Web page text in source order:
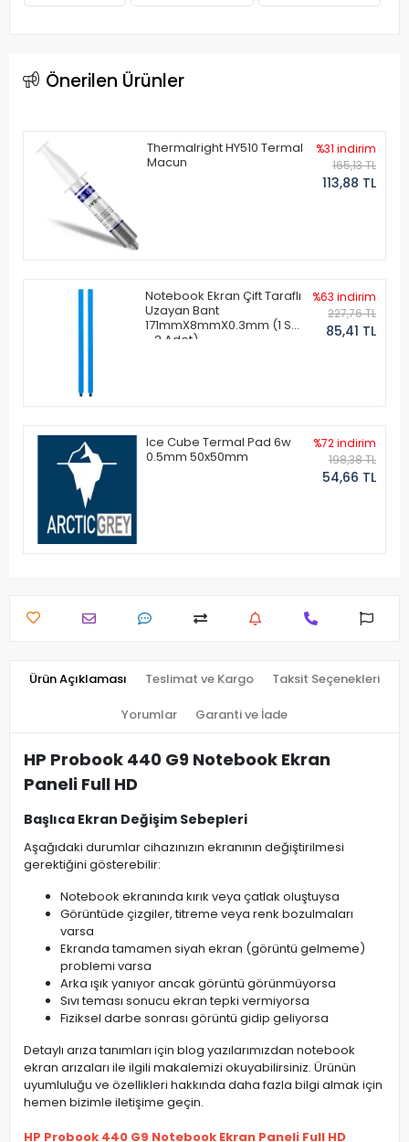
Önerilen Ürünler
Thermalright HY510 Termal
Macun
%31 indirim
165,13 TL
113,88 TL
Notebook Ekran Çift Taraflı
Uzayan Bant
171mmX8mmX0.3mm (1 Set
- 2 Adet)
%63 indirim
227,76 TL
85,41 TL
Ice Cube Termal Pad 6w
0.5mm 50x50mm
%72 indirim
198,38 TL
54,66 TL
Ürün Açıklaması Teslimat ve Kargo Taksit Seçenekleri
Yorumlar Garanti ve İade
HP Probook 440 G9 Notebook Ekran
Paneli Full HD
Başlıca Ekran Değişim Sebepleri
Aşağıdaki durumlar cihazınızın ekranının değiştirilmesi
gerektiğini gösterebilir:
Notebook ekranında kırık veya çatlak oluştuysa
Görüntüde çizgiler, titreme veya renk bozulmaları
varsa
Ekranda tamamen siyah ekran (görüntü gelmeme)
problemi varsa
Arka ışık yanıyor ancak görüntü görünmüyorsa
Sıvı teması sonucu ekran tepki vermiyorsa
Fiziksel darbe sonrası görüntü gidip geliyorsa
Detaylı arıza tanımları için blog yazılarımızdan notebook
ekran arızaları ile ilgili makalemizi okuyabilirsiniz. Ürünün
uyumluluğu ve özellikleri hakkında daha fazla bilgi almak için
hemen bizimle iletişime geçin.
HP Probook 440 G9 Notebook Ekran Paneli Full HD